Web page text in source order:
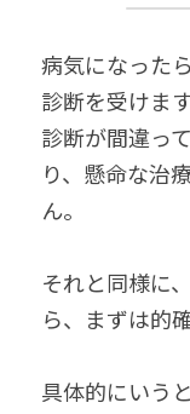
病気になった
診断を受けます
診断が間違っ
り、懸命な治
ん。
それと同様に
ら、まずは的
具体的にいう